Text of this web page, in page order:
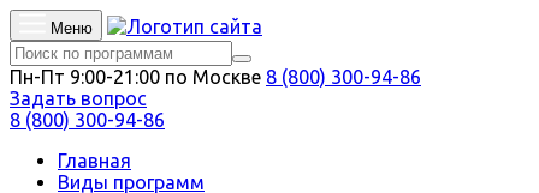
Меню
Пн-Пт 9:00-21:00 по Москве 8 (800) 300-94-86
Задать вопрос
8 (800) 300-94-86
Главная
Виды программ